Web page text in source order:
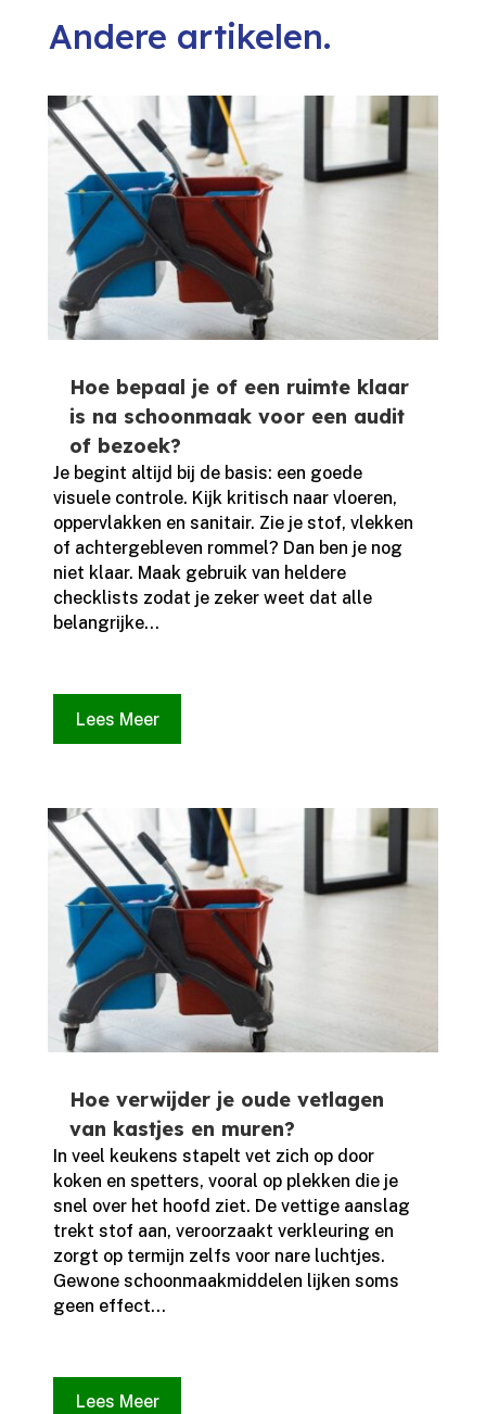
Andere artikelen.
Hoe bepaal je of een ruimte klaar
is na schoonmaak voor een audit
of bezoek?
Je begint altijd bij de basis: een goede
visuele controle.​ Kijk kritisch naar vloeren,
oppervlakken en sanitair.​ Zie je stof, vlekken
of achtergebleven rommel? Dan ben je nog
niet klaar.​ Maak gebruik van heldere
checklists zodat je zeker weet dat alle
belangrijke...
Lees Meer
Hoe verwijder je oude vetlagen
van kastjes en muren?
In veel keukens stapelt vet zich op door
koken en spetters, vooral op plekken die je
snel over het hoofd ziet.​ De vettige aanslag
trekt stof aan, veroorzaakt verkleuring en
zorgt op termijn zelfs voor nare luchtjes.​
Gewone schoonmaakmiddelen lijken soms
geen effect...
Lees Meer